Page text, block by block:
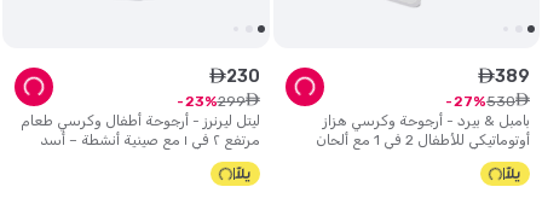
بامبل & بيرد - أرجوحة وكرسي هزاز
أوتوماتيكي للأطفال 2 في 1 مع ألحان
موسيقية - رمادي.
ê389
ê
530
27
ليتل ليرنرز - أرجوحة أطفال وكرسي طعام
مرتفع ٢ في ١ مع صينية أنشطة – أسد
ê230
ê
299
23